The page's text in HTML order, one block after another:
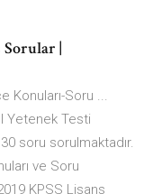
Sorular |
Konuları-Soru ...
Yetenek Testi
soru sorulmaktadır.
ve Soru
KPSS Lisans